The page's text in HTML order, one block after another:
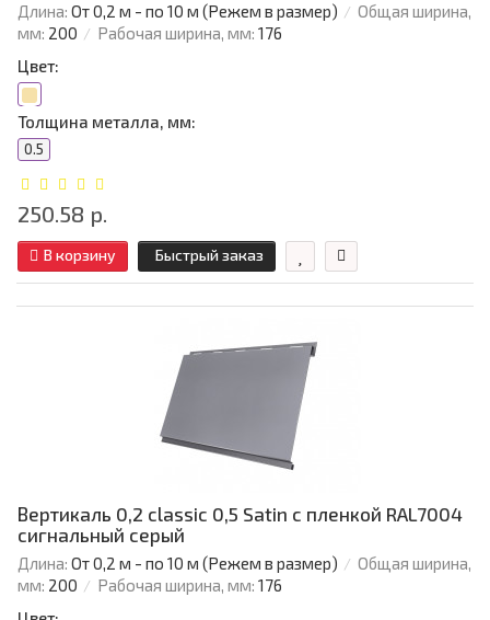
Длина: От 0,2 м - по 10 м (Режем в размер)
Общая ширина,
мм: 200 Рабочая ширина, мм: 176
Цвет:
Толщина металла, мм:
0.5
250.58 р.
В корзину Быстрый заказ
Вертикаль 0,2 classic 0,5 Satin с пленкой RAL7004
сигнальный серый
Длина: От 0,2 м - по 10 м (Режем в размер)
Общая ширина,
мм: 200 Рабочая ширина, мм: 176